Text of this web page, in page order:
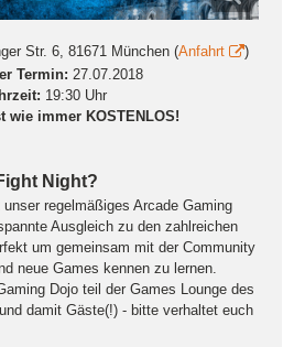
Str. 6, 81671 München (Anfahrt
)
Termin: 27.07.2018
19:30 Uhr
wie immer KOSTENLOS!
Night?
regelmäßiges Arcade Gaming
Ausgleich zu den zahlreichen
um gemeinsam mit der Community
neue Games kennen zu lernen.
Dojo teil der Games Lounge des
damit Gäste(!) - bitte verhaltet euch